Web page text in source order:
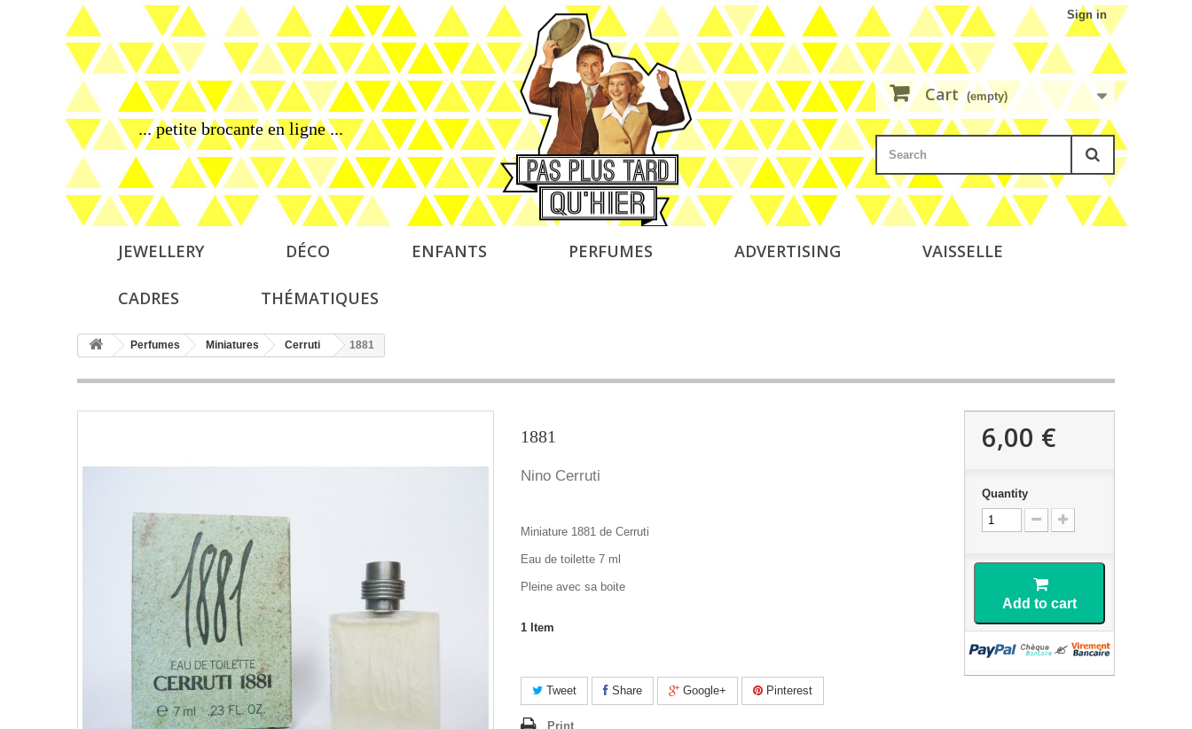
... petite brocante en ligne ...
Sign in
Cart (empty)
JEWELLERY DÉCO ENFANTS PERFUMES ADVERTISING VAISSELLE
CADRES THÉMATIQUES
Perfumes Miniatures Cerruti 1881
1881
Nino Cerruti
Miniature 1881 de Cerruti
Eau de toilette 7 ml
Pleine avec sa boite
1 Item
Tweet Share Google+ Pinterest
Print
6,00 €
Quantity
Add to cart